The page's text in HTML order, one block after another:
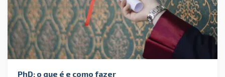
PhD: o que é e como fazer